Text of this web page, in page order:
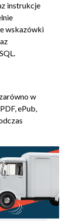
(91)
(101)
instrukcje
wskazówki
w
ePub,